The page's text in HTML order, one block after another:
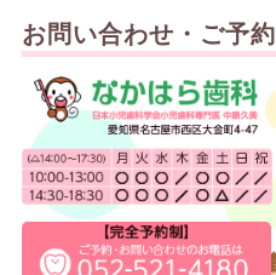
お問い合わせ・ご予約